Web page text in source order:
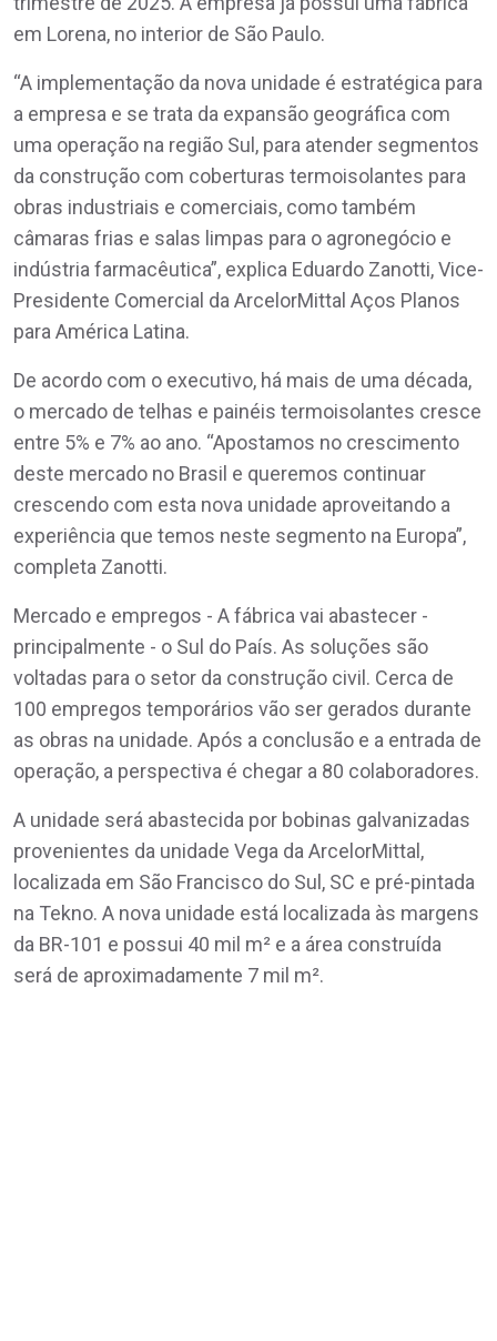
em Lorena, no interior de São Paulo.
“A implementação da nova unidade é estratégica para
a empresa e se trata da expansão geográfica com
uma operação na região Sul, para atender segmentos
da construção com coberturas termoisolantes para
obras industriais e comerciais, como também
câmaras frias e salas limpas para o agronegócio e
indústria farmacêutica”, explica Eduardo Zanotti, Vice-
Presidente Comercial da ArcelorMittal Aços Planos
para América Latina.
De acordo com o executivo, há mais de uma década,
o mercado de telhas e painéis termoisolantes cresce
entre 5% e 7% ao ano. “Apostamos no crescimento
deste mercado no Brasil e queremos continuar
crescendo com esta nova unidade aproveitando a
experiência que temos neste segmento na Europa”,
completa Zanotti.
Mercado e empregos - A fábrica vai abastecer -
principalmente - o Sul do País. As soluções são
voltadas para o setor da construção civil. Cerca de
100 empregos temporários vão ser gerados durante
as obras na unidade. Após a conclusão e a entrada de
operação, a perspectiva é chegar a 80 colaboradores.
A unidade será abastecida por bobinas galvanizadas
provenientes da unidade Vega da ArcelorMittal,
localizada em São Francisco do Sul, SC e pré-pintada
na Tekno. A nova unidade está localizada às margens
da BR-101 e possui 40 mil m² e a área construída
será de aproximadamente 7 mil m².